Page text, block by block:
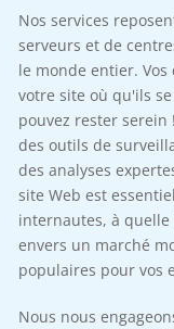
Nos services
serveurs et de
le monde entier.
votre site où qu'ils
pouvez rester serein
des outils de
des analyses
site Web est
internautes, à
envers un marché
populaires pour vos
Nous nous